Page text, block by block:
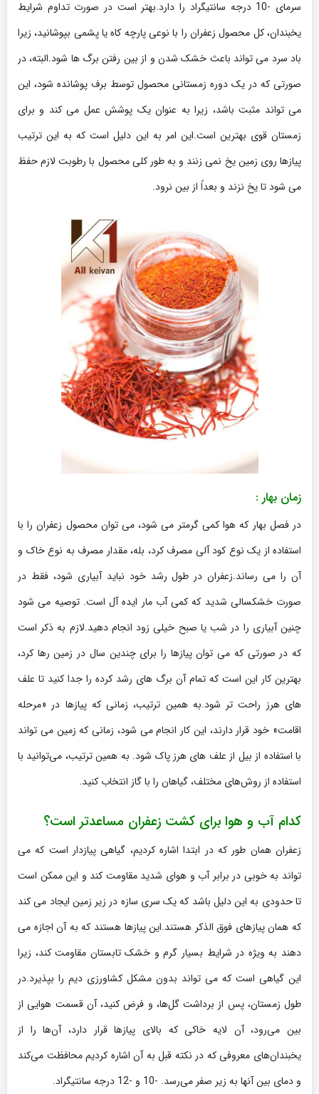
سرمای -10 درجه سانتیگراد را دارد.بهتر است در صورت تداوم شرایط
یخبندان، کل محصول زعفران را با نوعی پارچه کاه یا پشمی بپوشانید، زیرا
باد سرد می تواند باعث خشک شدن و از بین رفتن برگ ها شود.البته، در
صورتی که در یک دوره زمستانی محصول توسط برف پوشانده شود، این
می تواند مثبت باشد، زیرا به عنوان یک پوشش عمل می کند و برای
زمستان قوی بهترین است.این امر به این دلیل است که به این ترتیب
پیازها روی زمین یخ نمی زنند و به طور کلی محصول با رطوبت لازم حفظ
می شود تا یخ نزند و بعداً از بین نرود.
زمان بهار :
در فصل بهار که هوا کمی گرمتر می شود، می توان محصول زعفران را با
استفاده از یک نوع کود آلی مصرف کرد، بله، مقدار مصرف به نوع خاک و
آن را می رساند.زعفران در طول رشد خود نباید آبیاری شود، فقط در
صورت خشکسالی شدید که کمی آب مار ایده آل است. توصیه می شود
چنین آبیاری را در شب یا صبح خیلی زود انجام دهید.لازم به ذکر است
که در صورتی که می توان پیازها را برای چندین سال در زمین رها کرد،
بهترین کار این است که تمام آن برگ های رشد کرده را جدا کنید تا علف
های هرز راحت تر شود.به همین ترتیب، زمانی که پیازها در «مرحله
اقامت» خود قرار دارند، این کار انجام می شود، زمانی که زمین می تواند
با استفاده از بیل از علف های هرز پاک شود. به همین ترتیب، می‌توانید با
استفاده از روش‌های مختلف، گیاهان را با گاز انتخاب کنید.
کدام آب و هوا برای کشت زعفران مساعدتر است؟
زعفران همان طور که در ابتدا اشاره کردیم، گیاهی پیازدار است که می
تواند به خوبی در برابر آب و هوای شدید مقاومت کند و این ممکن است
تا حدودی به این دلیل باشد که یک سری سازه در زیر زمین ایجاد می کند
که همان پیازهای فوق الذکر هستند.این پیازها هستند که به آن اجازه می
دهند به ویژه در شرایط بسیار گرم و خشک تابستان مقاومت کند، زیرا
این گیاهی است که می تواند بدون مشکل کشاورزی دیم را بپذیرد.در
طول زمستان، پس از برداشت گل‌ها، و فرض کنید، آن قسمت هوایی از
بین می‌رود، آن لایه خاکی که بالای پیازها قرار دارد، آن‌ها را از
یخبندان‌های معروفی که در نکته قبل به آن اشاره کردیم محافظت می‌کند
و دمای بین آنها به زیر صفر می‌رسد. -10 و -12 درجه سانتیگراد.